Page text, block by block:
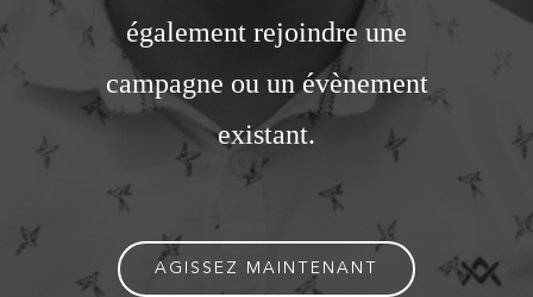
également rejoindre une
campagne ou un évènement
existant.
AGISSEZ MAINTENANT